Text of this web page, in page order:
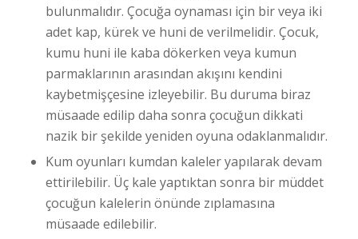
bulunmalıdır. Çocuğa oynaması için bir veya iki
adet kap, kürek ve huni de verilmelidir. Çocuk,
kumu huni ile kaba dökerken veya kumun
parmaklarının arasından akışını kendini
kaybetmişçesine izleyebilir. Bu duruma biraz
müsaade edilip daha sonra çocuğun dikkati
nazik bir şekilde yeniden oyuna odaklanmalıdır.
Kum oyunları kumdan kaleler yapılarak devam
ettirilebilir. Üç kale yaptıktan sonra bir müddet
çocuğun kalelerin önünde zıplamasına
müsaade edilebilir.